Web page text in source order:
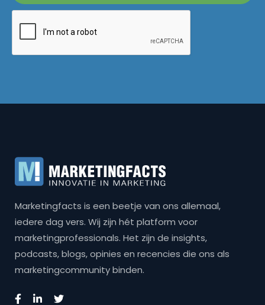
Marketingfacts is een beetje van ons allemaal,
iedere dag vers. Wij zijn hét platform voor
marketingprofessionals. Het zijn de insights,
podcasts, blogs, opinies en recencies die ons als
marketingcommunity binden.